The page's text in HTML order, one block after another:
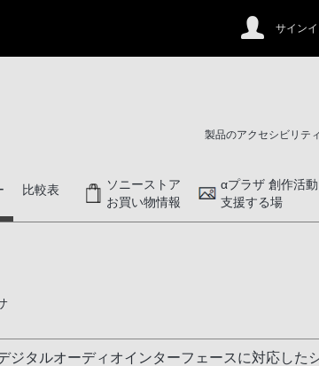
サイン
製品のアクセシビリティ
比較表
ソニーストア
お買い物情報
αプラザ 創作活
支援する場
タルオーディオインターフェースに対応した